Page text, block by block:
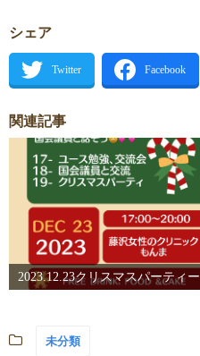
シェア
関連記事
2023.12.23クリスマスパーティー
未分類